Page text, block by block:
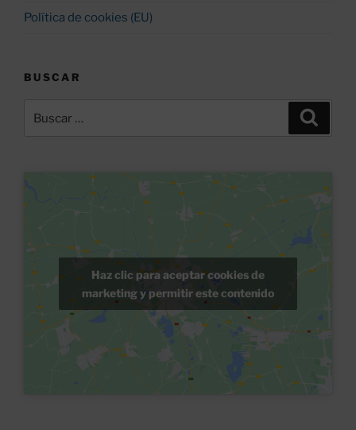
Política de cookies (EU)
BUSCAR
Haz clic para aceptar cookies de
marketing y permitir este contenido